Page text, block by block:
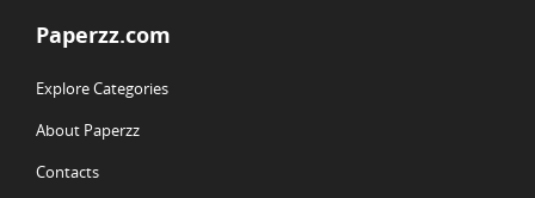
Paperzz.com
Explore Categories
About Paperzz
Contacts